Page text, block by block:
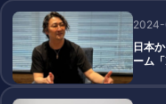
日本
ーム